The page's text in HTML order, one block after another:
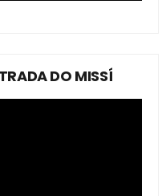
DO MISSÍ